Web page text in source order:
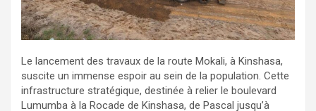
Le lancement des travaux de la route Mokali, à Kinshasa,
suscite un immense espoir au sein de la population. Cette
infrastructure stratégique, destinée à relier le boulevard
Lumumba à la Rocade de Kinshasa, de Pascal jusqu’à